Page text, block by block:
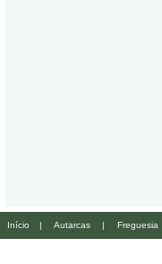
Início | Autarcas | Freguesia